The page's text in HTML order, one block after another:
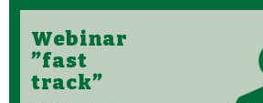
Webinar
”fast
track”